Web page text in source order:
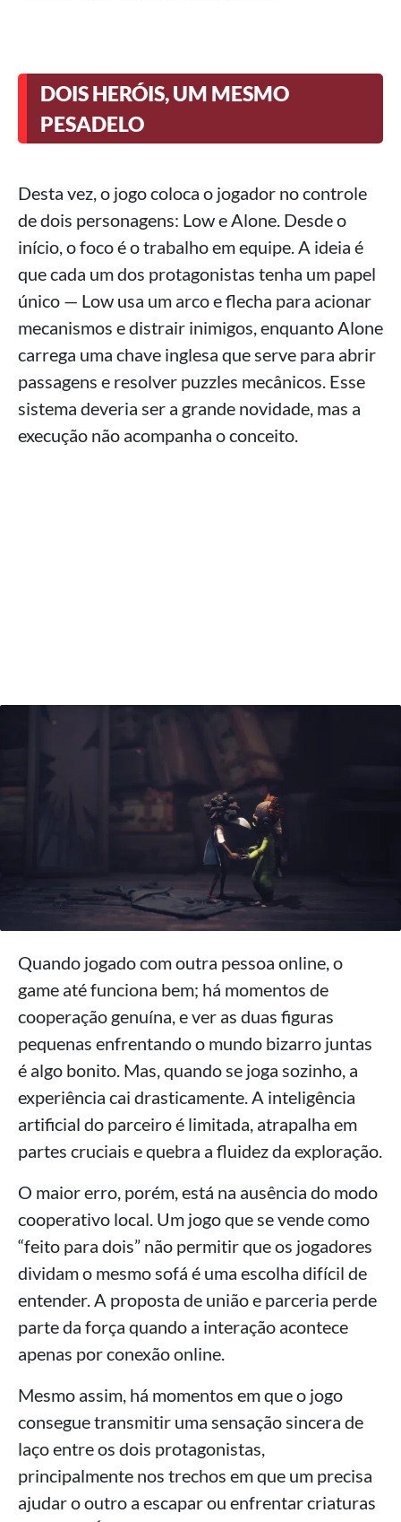
DOIS HERÓIS, UM MESMO
PESADELO
Desta vez, o jogo coloca o jogador no controle
de dois personagens: Low e Alone. Desde o
início, o foco é o trabalho em equipe. A ideia é
que cada um dos protagonistas tenha um papel
único — Low usa um arco e flecha para acionar
mecanismos e distrair inimigos, enquanto Alone
carrega uma chave inglesa que serve para abrir
passagens e resolver puzzles mecânicos. Esse
sistema deveria ser a grande novidade, mas a
execução não acompanha o conceito.
Quando jogado com outra pessoa online, o
game até funciona bem; há momentos de
cooperação genuína, e ver as duas figuras
pequenas enfrentando o mundo bizarro juntas
é algo bonito. Mas, quando se joga sozinho, a
experiência cai drasticamente. A inteligência
artificial do parceiro é limitada, atrapalha em
partes cruciais e quebra a fluidez da exploração.
O maior erro, porém, está na ausência do modo
cooperativo local. Um jogo que se vende como
“feito para dois” não permitir que os jogadores
dividam o mesmo sofá é uma escolha difícil de
entender. A proposta de união e parceria perde
parte da força quando a interação acontece
apenas por conexão online.
Mesmo assim, há momentos em que o jogo
consegue transmitir uma sensação sincera de
laço entre os dois protagonistas,
principalmente nos trechos em que um precisa
ajudar o outro a escapar ou enfrentar criaturas